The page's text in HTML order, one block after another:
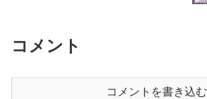
コメント
コメントを書き込む